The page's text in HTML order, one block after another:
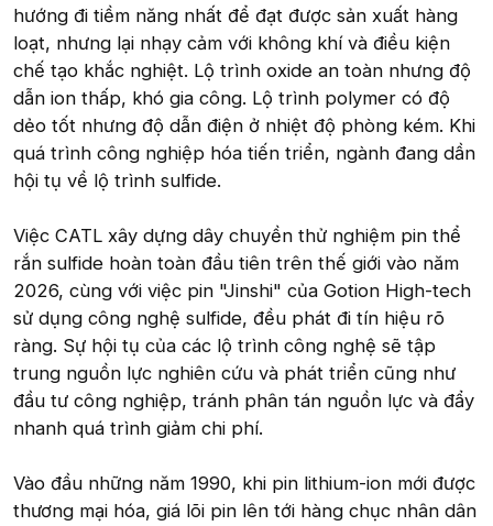
hướng đi tiềm năng nhất để đạt được sản xuất hàng
loạt, nhưng lại nhạy cảm với không khí và điều kiện
chế tạo khắc nghiệt. Lộ trình oxide an toàn nhưng độ
dẫn ion thấp, khó gia công. Lộ trình polymer có độ
dẻo tốt nhưng độ dẫn điện ở nhiệt độ phòng kém. Khi
quá trình công nghiệp hóa tiến triển, ngành đang dần
hội tụ về lộ trình sulfide.
Việc CATL xây dựng dây chuyền thử nghiệm pin thể
rắn sulfide hoàn toàn đầu tiên trên thế giới vào năm
2026, cùng với việc pin "Jinshi" của Gotion High-tech
sử dụng công nghệ sulfide, đều phát đi tín hiệu rõ
ràng. Sự hội tụ của các lộ trình công nghệ sẽ tập
trung nguồn lực nghiên cứu và phát triển cũng như
đầu tư công nghiệp, tránh phân tán nguồn lực và đẩy
nhanh quá trình giảm chi phí.
Vào đầu những năm 1990, khi pin lithium-ion mới được
thương mại hóa, giá lõi pin lên tới hàng chục nhân dân